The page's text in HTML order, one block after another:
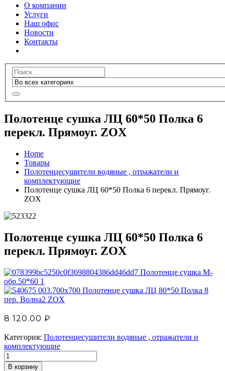
О компании
Услуги
Наш офис
Новости
Контакты
Полотенце сушка ЛЦ 60*50 Полка 6
перекл. Прямоуг. ZOX
Home
Товары
Полотенцесушители водяные , отражатели и
комплектующие
Полотенце сушка ЛЦ 60*50 Полка 6 перекл. Прямоуг.
ZOX
Полотенце сушка ЛЦ 60*50 Полка 6
перекл. Прямоуг. ZOX
Полотенце сушка М-
обр.50*60 1
Полотенце сушка ЛЦ 80*50 Полка 8
пер. Волна2 ZOX
8 120.00 ₽
Категория: Полотенцесушители водяные , отражатели и
комплектующие
В корзину